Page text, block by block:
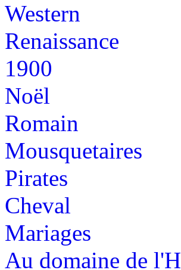
Western
Renaissance
1900
Noël
Romain
Mousquetaires
Pirates
Cheval
Mariages
Au domaine de